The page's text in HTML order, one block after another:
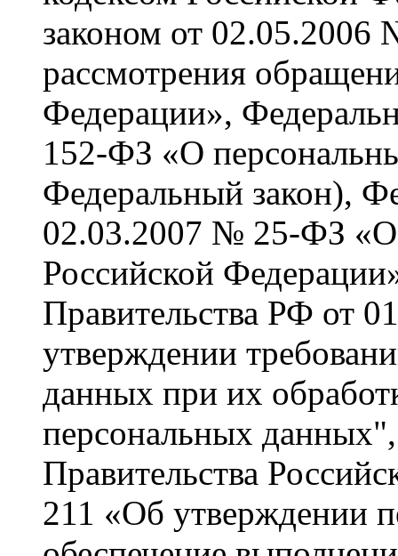
законом от
рассмотрения
Федерации»,
152-ФЗ «О
Федеральный закон),
02.03.2007 № 25-ФЗ «О
Российской
Правительства РФ от
утверждении
данных при их
персональных
Правительства
211 «Об утверждении